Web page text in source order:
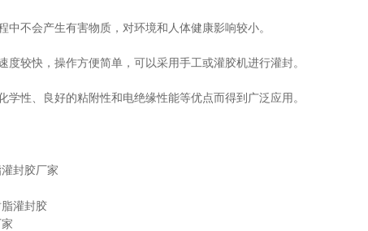
中不会产生有害物质，对环境和人体健康影响较小。
度较快，操作方便简单，可以采用手工或灌胶机进行灌封。
性、良好的粘附性和电绝缘性能等优点而得到广泛应用。
封胶厂家
灌封胶